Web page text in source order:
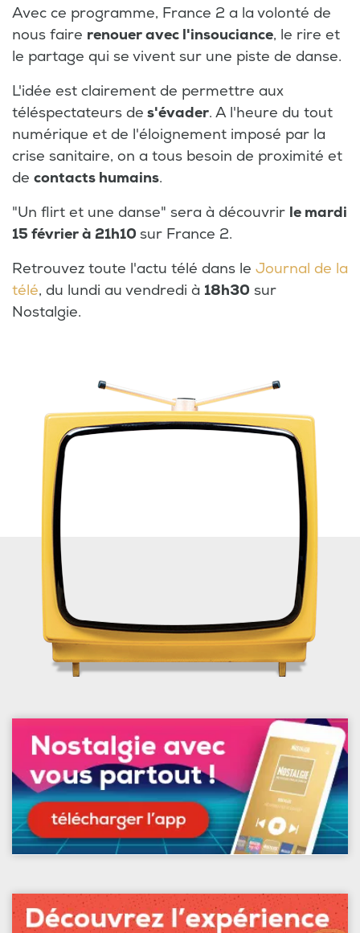
Avec ce programme, France 2 a la volonté de
nous faire renouer avec l'insouciance, le rire et
le partage qui se vivent sur une piste de danse.
L'idée est clairement de permettre aux
téléspectateurs de s'évader. A l'heure du tout
numérique et de l'éloignement imposé par la
crise sanitaire, on a tous besoin de proximité et
de contacts humains.
"Un flirt et une danse" sera à découvrir le mardi
15 février à 21h10 sur France 2.
Retrouvez toute l'actu télé dans le Journal de la
télé, du lundi au vendredi à 18h30 sur
Nostalgie.